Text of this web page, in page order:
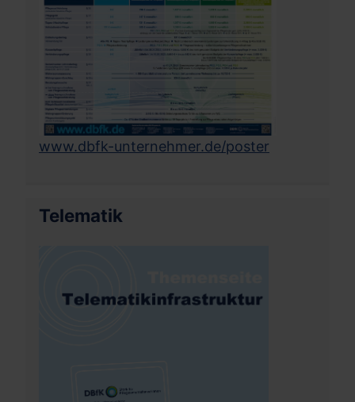
www.dbfk-unternehmer.de/poster
Telematik